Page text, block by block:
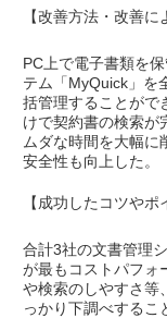
【改善方法・改善に
PC上で電子書類を
テム「MyQuick」を
括管理することがで
けで契約書の検索が
ムダな時間を大幅
安全性も向上した。
【成功したコツやポ
合計3社の文書管理
が最もコストパフォ
や検索のしやすさ等
っかり下調べするこ